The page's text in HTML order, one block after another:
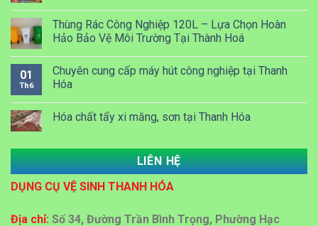
Thùng Rác Công Nghiệp 120L – Lựa Chọn Hoàn
Hảo Bảo Vệ Môi Trường Tại Thành Hoá
01
Th6
Chuyên cung cấp máy hút công nghiệp tại Thanh
Hóa
Hóa chất tẩy xi măng, sơn tại Thanh Hóa
Dung dịch Lau kính công nghiệp tại Thanh Hóa
LIÊN HỆ
DỤNG CỤ VỆ SINH THANH HÓA
Địa chỉ: Số 34, Đường Trần Bình Trọng, Phường Hạc